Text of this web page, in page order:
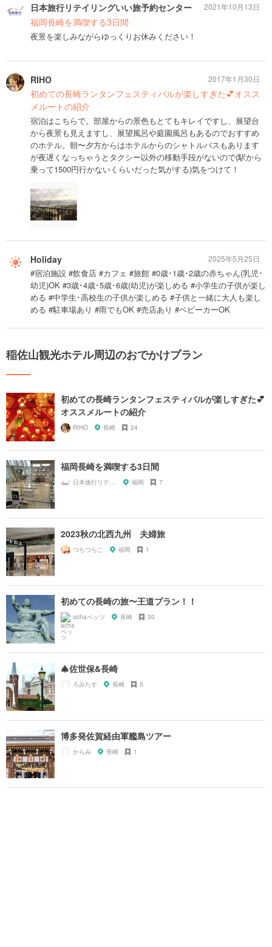
日本旅行リテイリングいい旅予約センター
福岡長崎を満喫する3日間
夜景を楽しみながらゆっくりお休みください！
2021年10月13日
RIHO
初めての長崎ランタンフェスティバルが楽しすぎた💕オスス
メルートの紹介
宿泊はこちらで。部屋からの景色もとてもキレイですし、展望台
から夜景も見えますし、展望風呂や庭園風呂もあるのでおすすめ
のホテル。朝〜夕方からはホテルからのシャトルバスもあります
が夜遅くなっちゃうとタクシー以外の移動手段がないので(駅から
乗って1500円行かないくらいだった気がする)気をつけて！
2017年1月30日
Holiday
#宿泊施設 #飲食店 #カフェ #旅館 #0歳･1歳･2歳の赤ちゃん(乳児･
幼児)OK #3歳･4歳･5歳･6歳(幼児)が楽しめる #小学生の子供が楽し
める #中学生･高校生の子供が楽しめる #子供と一緒に大人も楽し
める #駐車場あり #雨でもOK #売店あり #ベビーカーOK
2025年5月25日
稲佐山観光ホテル周辺のおでかけプラン
初めての長崎ランタンフェスティバルが楽しすぎた💕
オススメルートの紹介
RIHO 長崎 24
福岡長崎を満喫する3日間
日本旅行リテイリングいい旅予約センター 福岡 7
2023秋の北西九州 夫婦旅
つちつちこ 福岡 1
初めての長崎の旅〜王道プラン！！
achaペッツ 長崎 30
🎄佐世保&長崎
ろみたす 長崎 5
博多発佐賀経由軍艦島ツアー
からみ 長崎 1